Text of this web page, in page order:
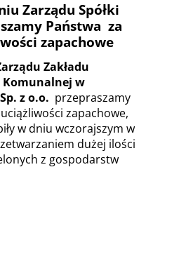
Zarządu Spółki
Państwa za
zapachowe
Zakładu
Komunalnej w
z o.o. przepraszamy
zapachowe,
w dniu wczorajszym w
dużej ilości
z gospodarstw